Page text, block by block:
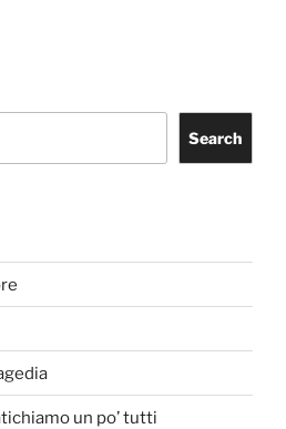
Search
un po’ tutti